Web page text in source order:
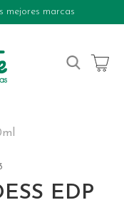
mejores marcas
My Cart
EDP